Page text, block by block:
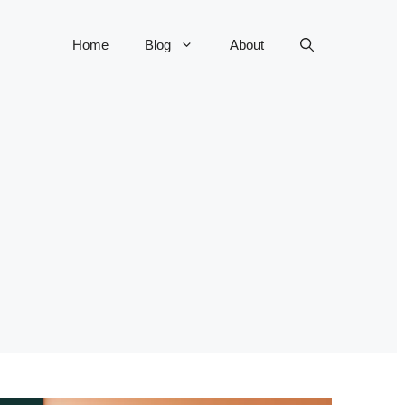
Home Blog About